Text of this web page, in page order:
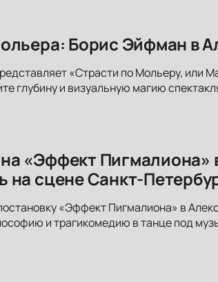
Борис Эйфман в
«Страсти по Мольеру, или
глубину и визуальную магию
«Эффект Пигмалиона»
на сцене Санкт-
«Эффект Пигмалиона» в
и трагикомедию в танце под